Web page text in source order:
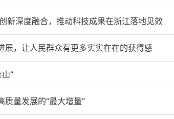
新深度融合，推动科技成果在浙江落地见效
展，让人民群众有更多实实在在的获得感
”
质量发展的“最大增量”